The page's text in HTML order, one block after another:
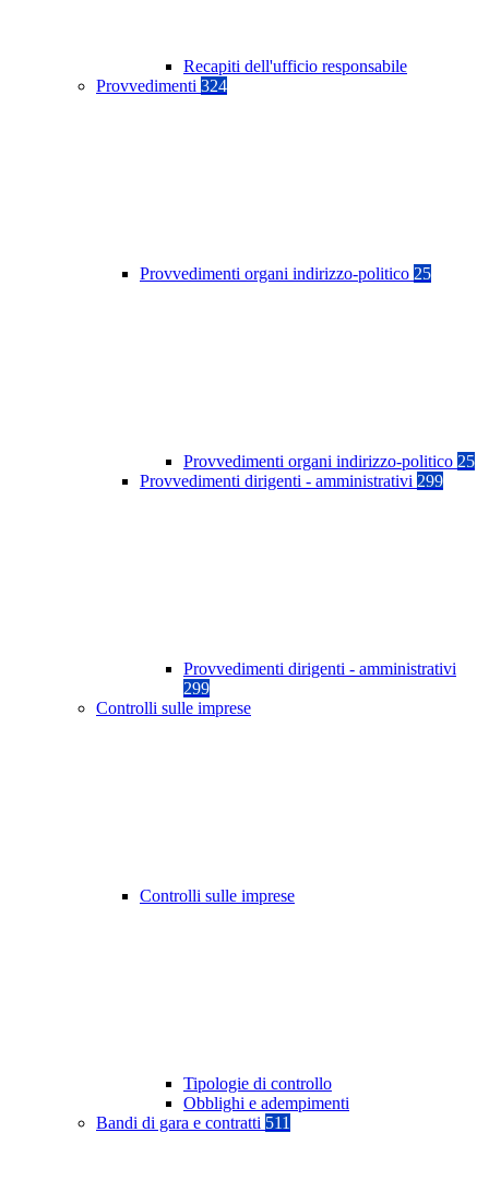
Recapiti dell'ufficio responsabile
Provvedimenti 324
Provvedimenti organi indirizzo-politico 25
Provvedimenti organi indirizzo-politico 25
Provvedimenti dirigenti - amministrativi 299
Provvedimenti dirigenti - amministrativi
299
Controlli sulle imprese
Controlli sulle imprese
Tipologie di controllo
Obblighi e adempimenti
Bandi di gara e contratti 511